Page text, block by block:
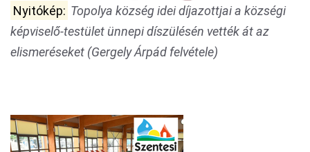
Nyitókép: Topolya község idei díjazottjai a községi
képviselő-testület ünnepi díszülésén vették át az
elismeréseket (Gergely Árpád felvétele)